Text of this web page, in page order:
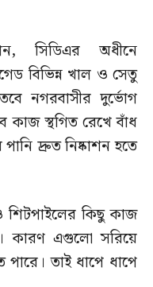
সিডিএর অধীনে
বিভিন্ন খাল ও সেতু
নগরবাসীর দুর্ভোগ
কাজ স্থগিত রেখে বাঁধ
দ্রুত নিষ্কাশন হতে
শিটপাইলের কিছু কাজ
কারণ এগুলো সরিয়ে
তাই ধাপে ধাপে